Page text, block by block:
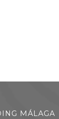
MÁLAGA